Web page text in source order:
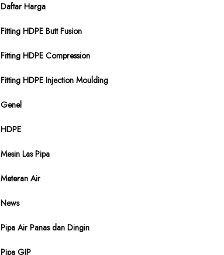
Daftar Harga
Fitting HDPE Butt Fusion
Fitting HDPE Compression
Fitting HDPE Injection Moulding
Genel
HDPE
Mesin Las Pipa
Meteran Air
News
Pipa Air Panas dan Dingin
Pipa GIP